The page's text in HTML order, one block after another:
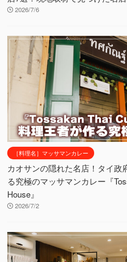
2026/7/6
［料理名］マッサマンカレー
カオサンの隠れた名店！タイ政
る究極のマッサマンカレー『
House』
2026/7/2